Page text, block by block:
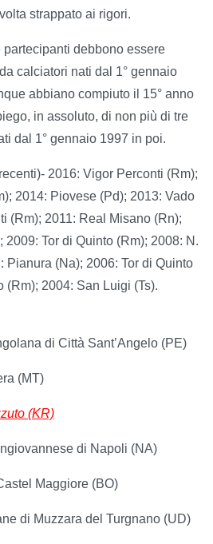
strappato ai rigori.
partecipanti debbono essere
calciatori nati dal 1° gennaio
abbiano compiuto il 15° anno
in assoluto, di non più di tre
dal 1° gennaio 1997 in poi.
2016: Vigor Perconti (Rm);
2014: Piovese (Pd); 2013: Vado
(Rm); 2011: Real Misano (Rn);
2009: Tor di Quinto (Rm); 2008: N.
Pianura (Na); 2006: Tor di Quinto
(Rm); 2004: San Luigi (Ts).
di Città Sant’Angelo (PE)
(MT)
(KR)
di Napoli (NA)
Maggiore (BO)
di Muzzara del Turgnano (UD)